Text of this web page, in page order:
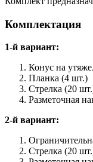
Комплектация
1-й вариант:
Конус на
Планка (4 шт.)
Стрелка (20
Разметочная
2-й вариант:
Стрелка (20